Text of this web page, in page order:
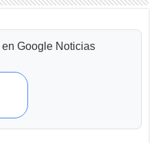
en Google Noticias